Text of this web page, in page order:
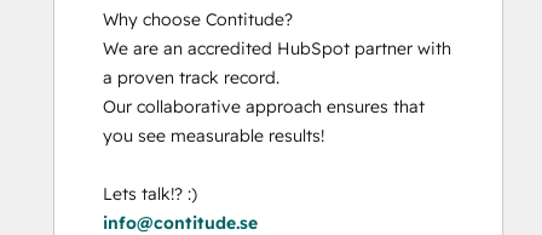
Why choose Contitude?
We are an accredited HubSpot partner with
a proven track record.
Our collaborative approach ensures that
you see measurable results!
info@contitude.se